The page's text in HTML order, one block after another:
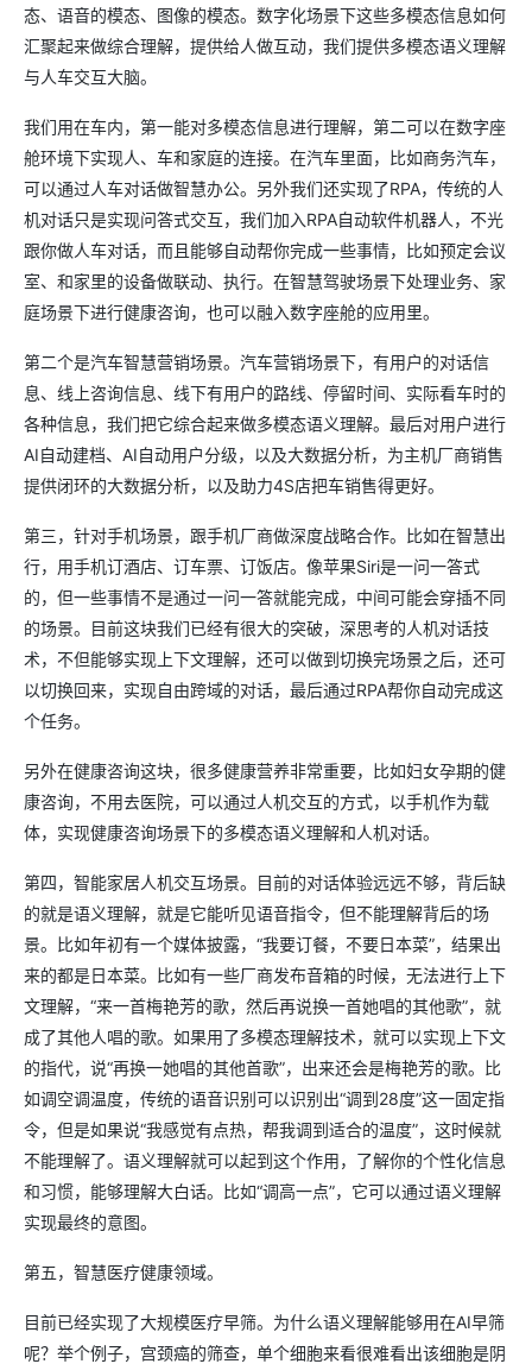
态、语音的模态、图像的模态。数字化场景下这些多模态信息如何
汇聚起来做综合理解，提供给人做互动，我们提供多模态语义理解
与人车交互大脑。
我们用在车内，第一能对多模态信息进行理解，第二可以在数字座
舱环境下实现人、车和家庭的连接。在汽车里面，比如商务汽车，
可以通过人车对话做智慧办公。另外我们还实现了RPA，传统的人
机对话只是实现问答式交互，我们加入RPA自动软件机器人，不光
跟你做人车对话，而且能够自动帮你完成一些事情，比如预定会议
室、和家里的设备做联动、执行。在智慧驾驶场景下处理业务、家
庭场景下进行健康咨询，也可以融入数字座舱的应用里。
第二个是汽车智慧营销场景。汽车营销场景下，有用户的对话信
息、线上咨询信息、线下有用户的路线、停留时间、实际看车时的
各种信息，我们把它综合起来做多模态语义理解。最后对用户进行
AI自动建档、AI自动用户分级，以及大数据分析，为主机厂商销售
提供闭环的大数据分析，以及助力4S店把车销售得更好。
第三，针对手机场景，跟手机厂商做深度战略合作。比如在智慧出
行，用手机订酒店、订车票、订饭店。像苹果Siri是一问一答式
的，但一些事情不是通过一问一答就能完成，中间可能会穿插不同
的场景。目前这块我们已经有很大的突破，深思考的人机对话技
术，不但能够实现上下文理解，还可以做到切换完场景之后，还可
以切换回来，实现自由跨域的对话，最后通过RPA帮你自动完成这
个任务。
另外在健康咨询这块，很多健康营养非常重要，比如妇女孕期的健
康咨询，不用去医院，可以通过人机交互的方式，以手机作为载
体，实现健康咨询场景下的多模态语义理解和人机对话。
第四，智能家居人机交互场景。目前的对话体验远远不够，背后缺
的就是语义理解，就是它能听见语音指令，但不能理解背后的场
景。比如年初有一个媒体披露，“我要订餐，不要日本菜”，结果出
来的都是日本菜。比如有一些厂商发布音箱的时候，无法进行上下
文理解，“来一首梅艳芳的歌，然后再说换一首她唱的其他歌”，就
成了其他人唱的歌。如果用了多模态理解技术，就可以实现上下文
的指代，说“再换一她唱的其他首歌”，出来还会是梅艳芳的歌。比
如调空调温度，传统的语音识别可以识别出“调到28度”这一固定指
令，但是如果说“我感觉有点热，帮我调到适合的温度”，这时候就
不能理解了。语义理解就可以起到这个作用，了解你的个性化信息
和习惯，能够理解大白话。比如“调高一点”，它可以通过语义理解
实现最终的意图。
第五，智慧医疗健康领域。
目前已经实现了大规模医疗早筛。为什么语义理解能够用在AI早筛
呢？举个例子，宫颈癌的筛查，单个细胞来看很难看出该细胞是阴